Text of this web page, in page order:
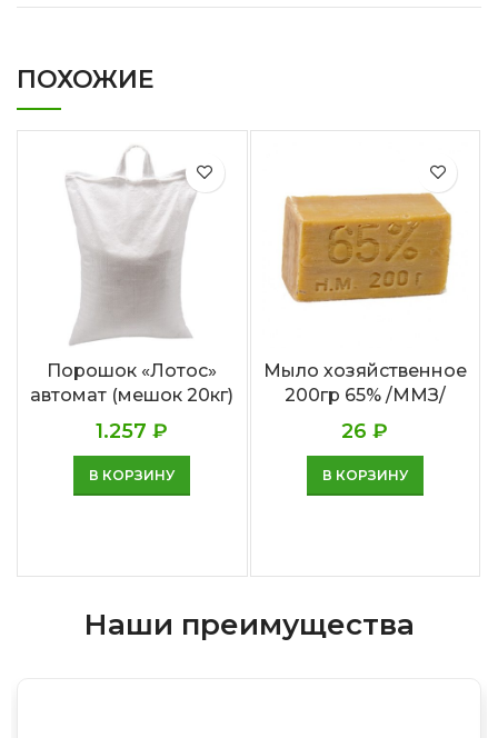
ПОХОЖИЕ
Порошок «Лотос»
автомат (мешок 20кг)
1.257₽
В КОРЗИНУ
Мыло хозяйственное
200гр 65% /ММЗ/
26₽
В КОРЗИНУ
Наши преимущества